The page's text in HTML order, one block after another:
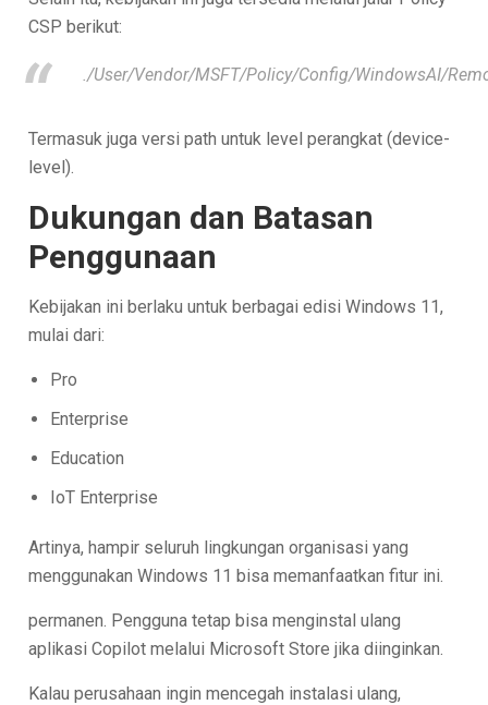
CSP berikut:
./User/Vendor/MSFT/Policy/Config/WindowsAI/
Termasuk juga versi path untuk level perangkat (device-
level).
Dukungan dan Batasan
Penggunaan
Kebijakan ini berlaku untuk berbagai edisi Windows 11,
mulai dari:
Pro
Enterprise
Education
IoT Enterprise
Artinya, hampir seluruh lingkungan organisasi yang
menggunakan Windows 11 bisa memanfaatkan fitur ini.
permanen. Pengguna tetap bisa menginstal ulang
aplikasi Copilot melalui Microsoft Store jika diinginkan.
Kalau perusahaan ingin mencegah instalasi ulang,